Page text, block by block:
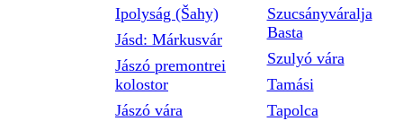
Ipolyság (Šahy)
Jásd: Márkusvár
Jászó premontrei
kolostor
Jászó vára
Szucsányváralja
Basta
Szulyó vára
Tamási
Tapolca